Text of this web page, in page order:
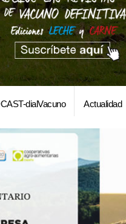
dialVacuno Actualidad